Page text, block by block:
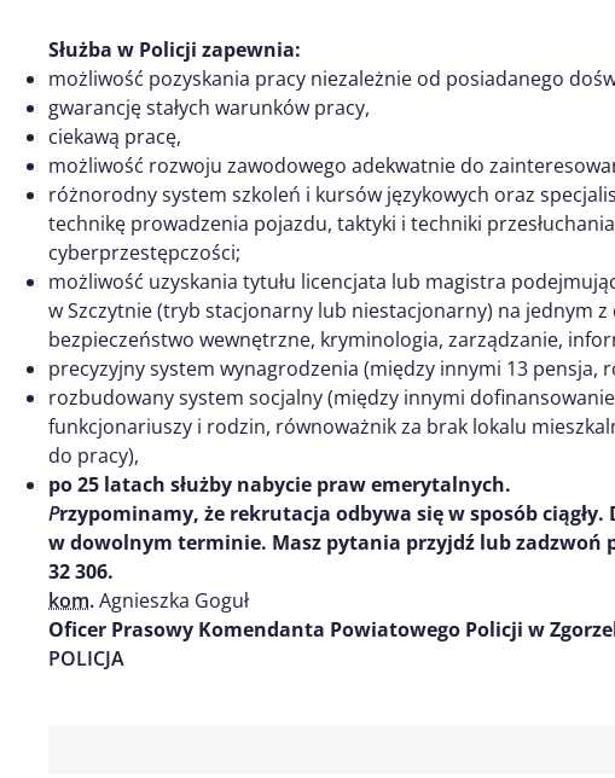
Służba w Policji zapewnia:
możliwość pozyskania pracy niezależnie od posiadanego
gwarancję stałych warunków pracy,
ciekawą pracę,
możliwość rozwoju zawodowego adekwatnie do
różnorodny system szkoleń i kursów językowych oraz
technikę prowadzenia pojazdu, taktyki i techniki
cyberprzestępczości;
możliwość uzyskania tytułu licencjata lub magistra
w Szczytnie (tryb stacjonarny lub niestacjonarny) na jednym
bezpieczeństwo wewnętrzne, kryminologia, zarządzanie,
precyzyjny system wynagrodzenia (między innymi 13 pensja,
rozbudowany system socjalny (między innymi
funkcjonariuszy i rodzin, równoważnik za brak lokalu
do pracy),
po 25 latach służby nabycie praw emerytalnych.
Przypominamy, że rekrutacja odbywa się w sposób ciągły.
w dowolnym terminie. Masz pytania przyjdź lub zadzwoń
32 306.
kom.Agnieszka Goguł
Oficer Prasowy Komendanta Powiatowego Policji w
POLICJA